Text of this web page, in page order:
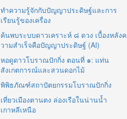
ทำความรู้จักกับปัญญาประดิษฐ์และการ
เรียนรู้ของเครื่อง
ค้นพบระบบดาวเคราะห์ ๘ ดวง เบื้องหลังค
วามสำเร็จคือปัญญาประดิษฐ์ (AI)
หอดูดาวโบราณปักกิ่ง ตอนที่ ๑: แท่น
สังเกตการณ์และสวนดอกไม้
พิพิธภัณฑ์สถาปัตยกรรมโบราณปักกิ่ง
เที่ยวเมืองตานตง ล่องเรือในน่านน้ำ
เกาหลีเหนือ